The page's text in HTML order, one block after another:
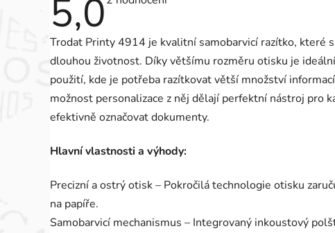
5,0
5,0
5
hvězdiček.
Trodat Printy 4914 je kvalitní samobarvicí razítko, které
dlouhou životnost. Díky většímu rozměru otisku je
použití, kde je potřeba razítkovat větší množství
možnost personalizace z něj dělají perfektní nástroj pro
efektivně označovat dokumenty.
Hlavní vlastnosti a výhody:
Precizní a ostrý otisk – Pokročilá technologie otisku
na papíře.
Samobarvicí mechanismus – Integrovaný inkoustový